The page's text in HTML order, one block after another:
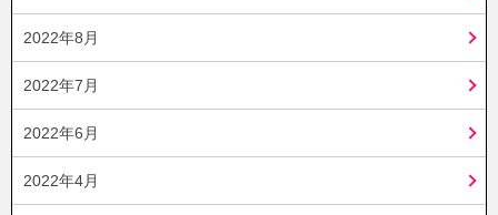
2022年8月
2022年7月
2022年6月
2022年4月